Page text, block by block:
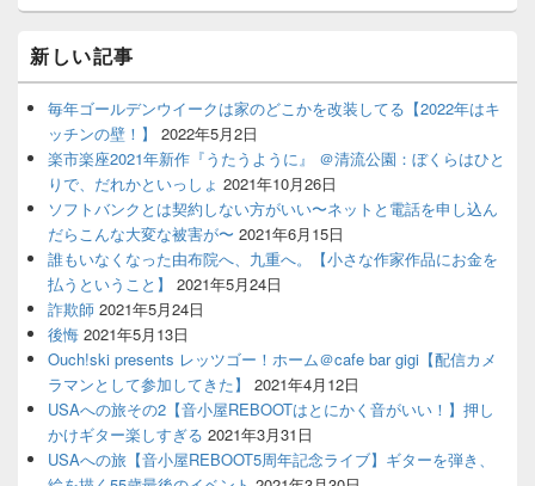
新しい記事
毎年ゴールデンウイークは家のどこかを改装してる【2022年はキ
ッチンの壁！】
2022年5月2日
楽市楽座2021年新作『うたうように』 ＠清流公園：ぼくらはひと
りで、だれかといっしょ 2021年10月26日
ソフトバンクとは契約しない方がいい〜ネットと電話を申し込ん
だらこんな大変な被害が〜 2021年6月15日
誰もいなくなった由布院へ、九重へ。【小さな作家作品にお金を
払うということ】
2021年5月24日
詐欺師 2021年5月24日
後悔 2021年5月13日
Ouch!ski presents レッツゴー！ホーム＠cafe bar gigi【配信カメ
ラマンとして参加してきた】
2021年4月12日
USAへの旅その2【音小屋REBOOTはとにかく音がいい！】押し
かけギター楽しすぎる 2021年3月31日
USAへの旅【音小屋REBOOT5周年記念ライブ】ギターを弾き、